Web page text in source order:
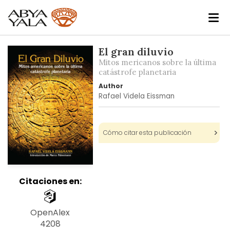
the
end
of
the
images
gallery
Citaciones en:
OpenAlex
4208
El gran diluvio
Mitos mericanos sobre la última
catástrofe planetaria
Author
Rafael Videla Eissman
Cómo citar esta publicación